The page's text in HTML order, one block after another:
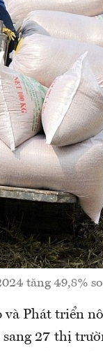
tăng 49,8%
và Phát triển
sang 27 thị